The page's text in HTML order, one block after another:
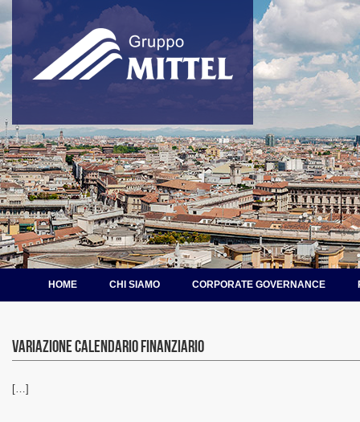
HOME CHI SIAMO CORPORATE GOVERNANCE
Variazione calendario finanziario
[…]